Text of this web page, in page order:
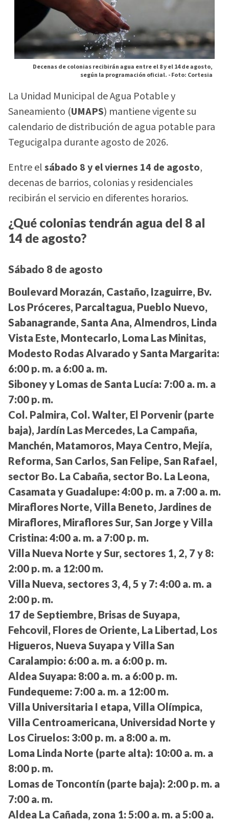
Decenas de colonias recibirán agua entre el 8 y el 14 de agosto,
según la programación oficial. -Foto: Cortesia
La Unidad Municipal de Agua Potable y
Saneamiento (UMAPS) mantiene vigente su
calendario de distribución de agua potable para
Tegucigalpa durante agosto de 2026.
Entre elsábado 8 y el viernes 14 de agosto,
decenas de barrios, colonias y residenciales
recibirán el servicio en diferentes horarios.
¿Qué colonias tendrán agua del 8 al
14 de agosto?
Sábado 8 de agosto
Boulevard Morazán, Castaño, Izaguirre, Bv.
Los Próceres, Parcaltagua, Pueblo Nuevo,
Sabanagrande, Santa Ana, Almendros, Linda
Vista Este, Montecarlo, Loma Las Minitas,
Modesto Rodas Alvarado y Santa Margarita:
6:00 p. m. a 6:00 a. m.
Siboney y Lomas de Santa Lucía: 7:00 a. m. a
7:00 p. m.
Col. Palmira, Col. Walter, El Porvenir (parte
baja), Jardín Las Mercedes, La Campaña,
Manchén, Matamoros, Maya Centro, Mejía,
Reforma, San Carlos, San Felipe, San Rafael,
sector Bo. La Cabaña, sector Bo. La Leona,
Casamata y Guadalupe: 4:00 p. m. a 7:00 a. m.
Miraflores Norte, Villa Beneto, Jardines de
Miraflores, Miraflores Sur, San Jorge y Villa
Cristina: 4:00 a. m. a 7:00 p. m.
Villa Nueva Norte y Sur, sectores 1, 2, 7 y 8:
2:00 p. m. a 12:00 m.
Villa Nueva, sectores 3, 4, 5 y 7: 4:00 a. m. a
2:00 p. m.
17 de Septiembre, Brisas de Suyapa,
Fehcovil, Flores de Oriente, La Libertad, Los
Higueros, Nueva Suyapa y Villa San
Caralampio: 6:00 a. m. a 6:00 p. m.
Aldea Suyapa: 8:00 a. m. a 6:00 p. m.
Fundequeme: 7:00 a. m. a 12:00 m.
Villa Universitaria I etapa, Villa Olímpica,
Villa Centroamericana, Universidad Norte y
Los Ciruelos: 3:00 p. m. a 8:00 a. m.
Loma Linda Norte (parte alta): 10:00 a. m. a
8:00 p. m.
Lomas de Toncontín (parte baja): 2:00 p. m. a
7:00 a. m.
Aldea La Cañada, zona 1: 5:00 a. m. a 5:00 a.